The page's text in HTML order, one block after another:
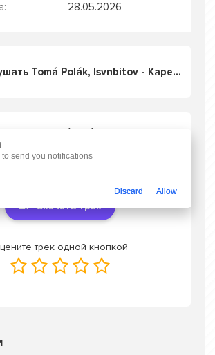
28.05.2026
Слушать Tomá Polák, Isvnbitov - Карета (Remake 2026)
песню Tomá Polák, Isvnbitov -
2026)
онлайн бесплатно
Скачать трек
трек одной кнопкой
send you notifications
Discard Allow